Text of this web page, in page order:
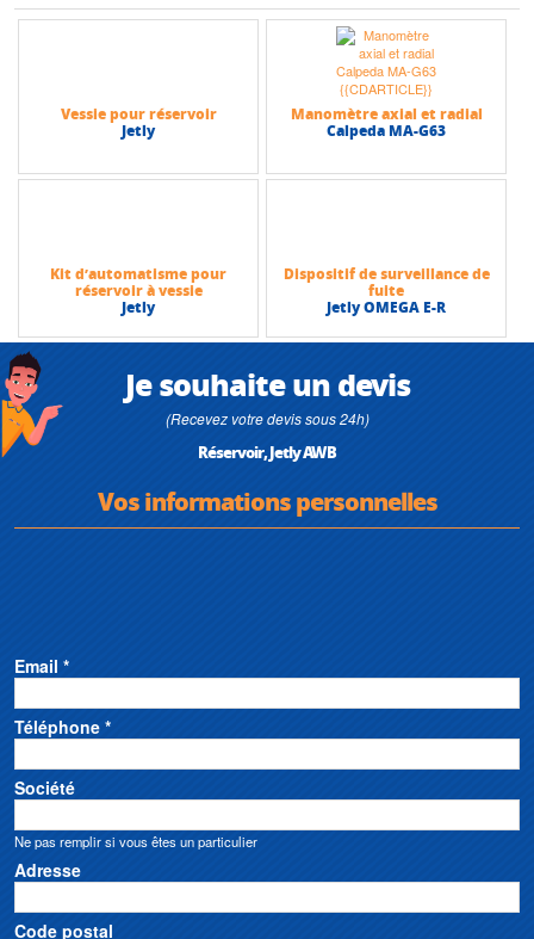
Vessie pour réservoir
Jetly
Manomètre axial et radial
Calpeda MA-G63
Kit d’automatisme pour
réservoir à vessie
Jetly
Dispositif de surveillance de
fuite
Jetly OMEGA E-R
Je souhaite un devis
(Recevez votre devis sous 24h)
Réservoir, Jetly AWB
Vos informations personnelles
Email *
Téléphone *
Société
Ne pas remplir si vous êtes un particulier
Adresse
Code postal